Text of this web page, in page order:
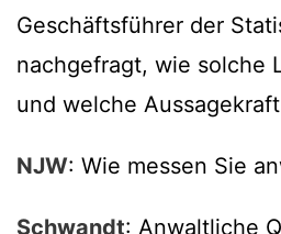
Geschäftsführer der
nachgefragt, wie solche
und welche
NJW: Wie messen Sie
Schwandt: Anwaltliche